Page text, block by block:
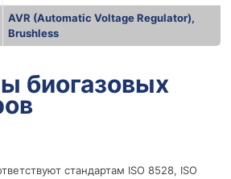
AVR (Automatic Voltage Regulator),
Brushless
биогазовых
стандартам ISO 8528, ISO